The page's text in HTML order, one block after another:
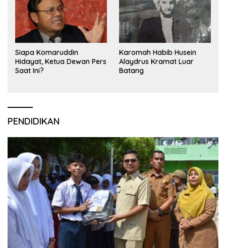
Siapa Komaruddin
Hidayat, Ketua Dewan Pers
Saat Ini?
Karomah Habib Husein
Alaydrus Kramat Luar
Batang
PENDIDIKAN